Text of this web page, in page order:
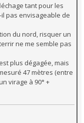
tant pour les
pas envisageable de
du nord, risquer un
ne me semble pas
plus dégagée, mais
47 mètres (entre
virage à 90° +